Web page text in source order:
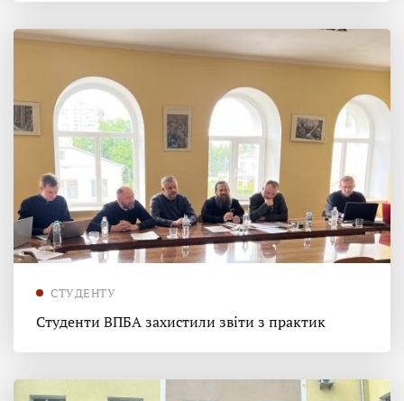
СТУДЕНТУ
Студенти ВПБА захистили звіти з практик